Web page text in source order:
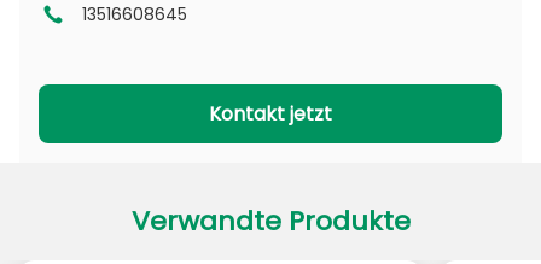
DL-Serie
PADL-Serie
CL-Serie
PACL-Serie
13516608645
Kontakt jetzt
Verwandte Produkte